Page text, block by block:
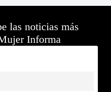
las noticias más
Informa